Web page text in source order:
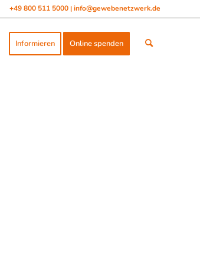
+49 800 511 5000 | info@gewebenetzwerk.de
Informieren Online spenden